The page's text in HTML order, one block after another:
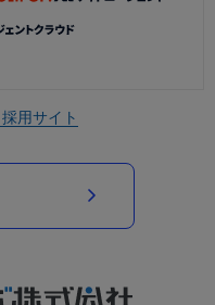
採用サイト